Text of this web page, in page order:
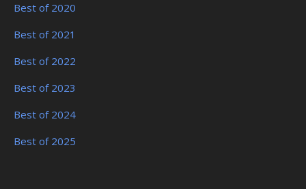
Best of 2020
Best of 2021
Best of 2022
Best of 2023
Best of 2024
Best of 2025